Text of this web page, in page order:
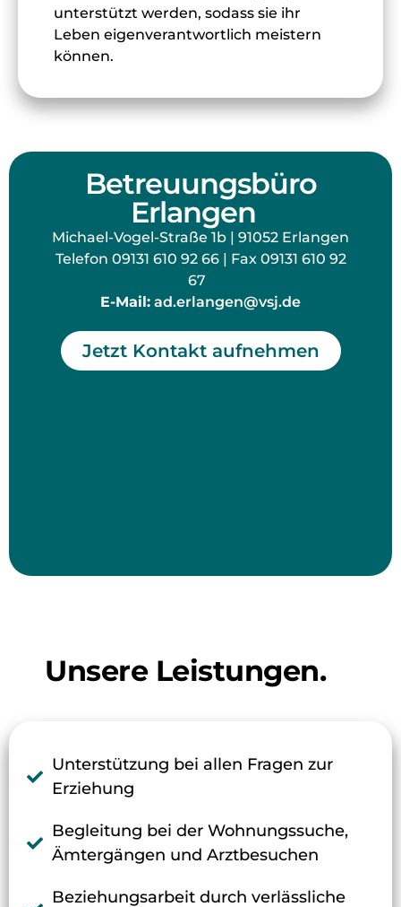
unterstützt werden, sodass sie ihr
Leben eigenverantwortlich meistern
können.
Betreuungsbüro
Erlangen
Michael-Vogel-Straße 1b | 91052 Erlangen
Telefon 09131 610 92 66 | Fax 09131 610 92
67
E-Mail: ad.erlangen@vsj.de
Jetzt Kontakt aufnehmen
Unsere Leistungen.
Unterstützung bei allen Fragen zur
Erziehung
Begleitung bei der Wohnungssuche,
Ämtergängen und Arztbesuchen
Beziehungsarbeit durch verlässliche